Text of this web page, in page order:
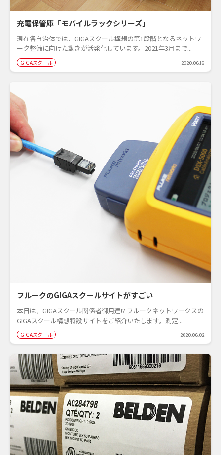
充電保管庫「モバイルラックシリーズ」
現在各自治体では、GIGAスクール構想の第1段階となるネットワ
ーク整備に向けた動きが活発化しています。2021年3月まで...
GIGAスクール 2020.06.16
フルークのGIGAスクールサイトがすごい
本日は、GIGAスクール関係者御用達!? フルークネットワークスの
GIGAスクール構想特設サイトをご紹介いたします。測定...
GIGAスクール 2020.06.02